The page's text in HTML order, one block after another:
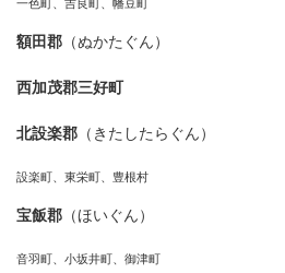
一色町、吉良町、幡豆町
額田郡 （ぬかたぐん）
西加茂郡三好町
北設楽郡 （きたしたらぐん）
設楽町、東栄町、豊根村
宝飯郡 （ほいぐん）
音羽町、小坂井町、御津町